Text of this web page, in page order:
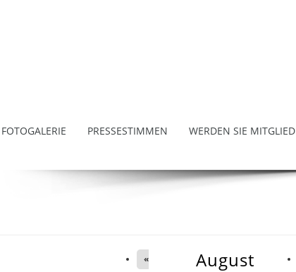
FOTOGALERIE PRESSESTIMMEN WERDEN SIE MITGLIED
August
«